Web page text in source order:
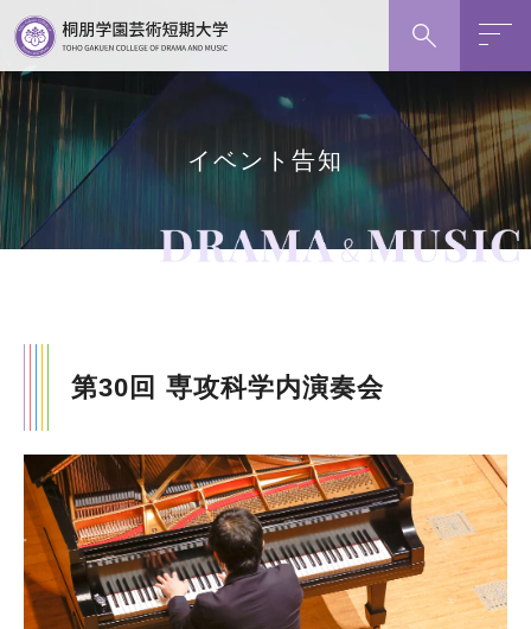
ロ
ー
バ
ル
ナ
ビ
ゲ
文
へ
ッ
タ
ー
へ
イベント告知
第30回 専攻科学内演奏会